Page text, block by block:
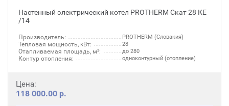
Настенный электрический котел PROTHERM Скат 28 КЕ
/14
Производитель: PROTHERM (Словакия)
Тепловая мощность, кВт: 28
Отапливаемая площадь, м²: до 280
Контур отопления: одноконтурный (отопление)
Цена:
118 000.00 р.